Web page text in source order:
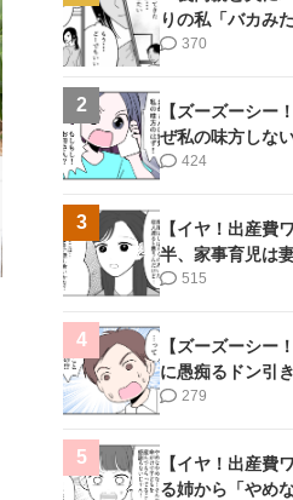
りの私「バカみ
肢がない【第5話
370
2
【ズーズーシー
ぜ私の味方しな
第17話＞#4コマ
424
3
【イヤ！出産費
半、家事育児は
第11話＞#4コマ
515
4
【ズーズーシー
に愚痴るドン引
第16話＞#4コマ
279
5
【イヤ！出産費
る姉から「やめ